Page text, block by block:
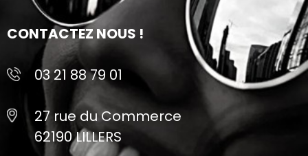
CONTACTEZ NOUS !
03 21 88 79 01
27 rue du Commerce
62190 LILLERS